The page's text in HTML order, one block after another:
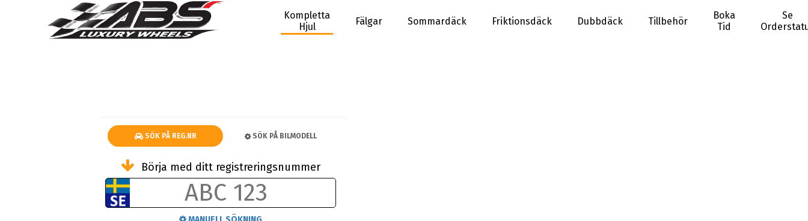
Kompletta
Hjul
Fälgar Sommardäck Friktionsdäck Dubbdäck Tillbehör
Boka
Tid
Se
SÖK PÅ REG.NR SÖK PÅ BILMODELL
Börja med ditt registreringsnummer